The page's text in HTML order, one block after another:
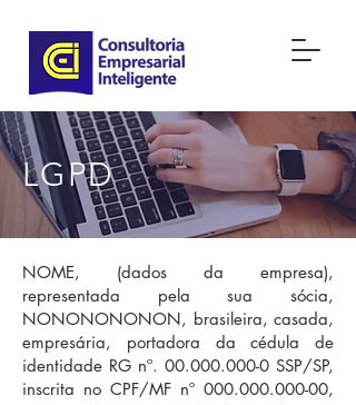
LGPD
NOME, (dados da empresa),
representada pela sua sócia,
NONONONONON, brasileira, casada,
empresária, portadora da cédula de
identidade RG nº. 00.000.000-0 SSP/SP,
inscrita no CPF/MF nº 000.000.000-00,